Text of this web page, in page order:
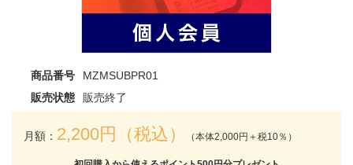
商品番号
MZMSUBPR01
販売状態
販売終了
月額： 2,200円（税込） （本体2,000円＋税10％）